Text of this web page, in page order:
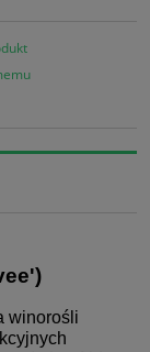
winorośli